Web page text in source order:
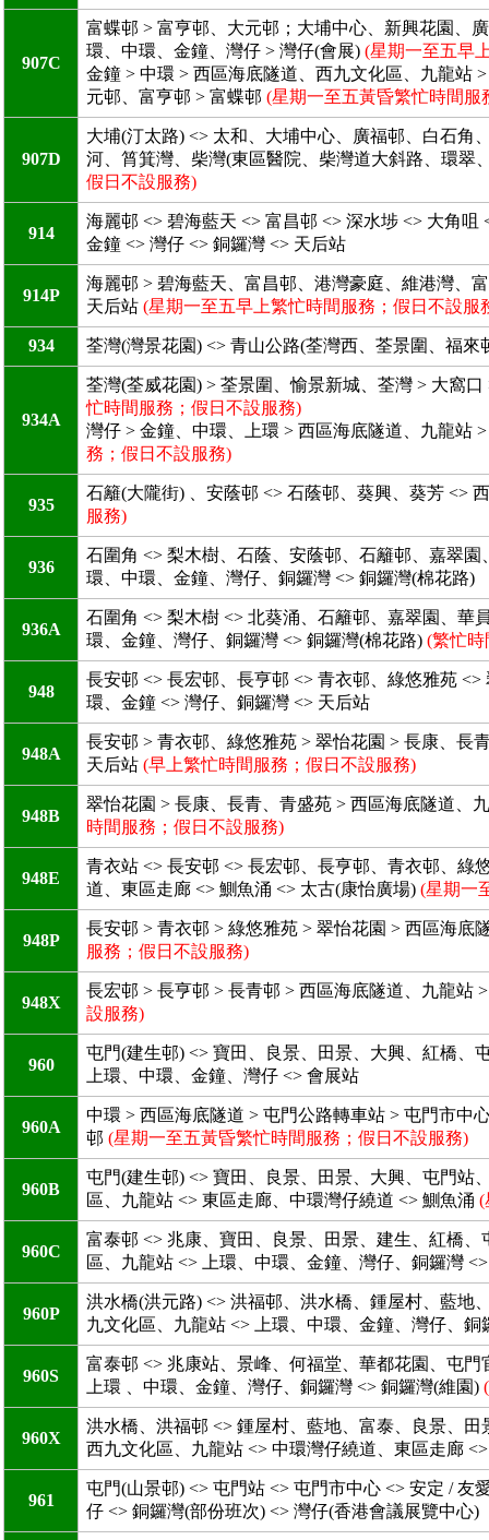
907C
富蝶邨 > 富亨邨、大元邨；大埔中心、新興花園、
環、中環、金鐘、灣仔 > 灣仔(會展) (星期一至五早
金鐘 > 中環 > 西區海底隧道、西九文化區、九龍站
元邨、富亨邨 > 富蝶邨 (星期一至五黃昏繁忙時間服
907D
大埔(汀太路) <> 太和、大埔中心、廣福邨、白石角
河、筲箕灣、柴灣(東區醫院、柴灣道大斜路、環翠
假日不設服務)
914
海麗邨 <> 碧海藍天 <> 富昌邨 <> 深水埗 <> 大角
金鐘 <> 灣仔 <> 銅鑼灣 <> 天后站
914P
海麗邨 > 碧海藍天、富昌邨、港灣豪庭、維港灣、
天后站 (星期一至五早上繁忙時間服務；假日不設服
934 荃灣(灣景花園) <> 青山公路(荃灣西、荃景圍、福
934A
荃灣(荃威花園) > 荃景圍、愉景新城、荃灣 > 大窩
忙時間服務；假日不設服務)
灣仔 > 金鐘、中環、上環 > 西區海底隧道、九龍站
務；假日不設服務)
935
石籬(大隴街) 、安蔭邨 <> 石蔭邨、葵興、葵芳 <>
服務)
936
石圍角 <> 梨木樹、石蔭、安蔭邨、石籬邨、嘉翠
環、中環、金鐘、灣仔、銅鑼灣 <> 銅鑼灣(棉花路)
936A
石圍角 <> 梨木樹 <> 北葵涌、石籬邨、嘉翠園、華
環、金鐘、灣仔、銅鑼灣 <> 銅鑼灣(棉花路) (繁忙時
948
長安邨 <> 長宏邨、長亨邨 <> 青衣邨、綠悠雅苑
環、金鐘 <> 灣仔、銅鑼灣 <> 天后站
948A
長安邨 > 青衣邨、綠悠雅苑 > 翠怡花園 > 長康、長
天后站 (早上繁忙時間服務；假日不設服務)
948B
翠怡花園 > 長康、長青、青盛苑 > 西區海底隧道、
時間服務；假日不設服務)
948E
青衣站 <> 長安邨 <> 長宏邨、長亨邨、青衣邨、綠
道、東區走廊 <> 鰂魚涌 <> 太古(康怡廣場) (星期一
948P
長安邨 > 青衣邨 > 綠悠雅苑 > 翠怡花園 > 西區海底
服務；假日不設服務)
948X
長宏邨 > 長亨邨 > 長青邨 > 西區海底隧道、九龍站
設服務)
960
屯門(建生邨) <> 寶田、良景、田景、大興、紅橋、
上環、中環、金鐘、灣仔 <> 會展站
960A
中環 > 西區海底隧道 > 屯門公路轉車站 > 屯門市中
邨 (星期一至五黃昏繁忙時間服務；假日不設服務)
960B
屯門(建生邨) <> 寶田、良景、田景、大興、屯門站
區、九龍站 <> 東區走廊、中環灣仔繞道 <> 鰂魚涌 (
960C
富泰邨 <> 兆康、寶田、良景、田景、建生、紅橋
區、九龍站 <> 上環、中環、金鐘、灣仔、銅鑼灣
960P
洪水橋(洪元路) <> 洪福邨、洪水橋、鍾屋村、藍
九文化區、九龍站 <> 上環、中環、金鐘、灣仔、銅
960S
富泰邨 <> 兆康站、景峰、何福堂、華都花園、屯
上環 、中環、金鐘、灣仔、銅鑼灣 <> 銅鑼灣(維園)
960X
洪水橋、洪福邨 <> 鍾屋村、藍地、富泰、良景、
西九文化區、九龍站 <> 中環灣仔繞道、東區走廊
961
屯門(山景邨) <> 屯門站 <> 屯門市中心 <> 安定 /
仔 <> 銅鑼灣(部份班次) <> 灣仔(香港會議展覽中心)